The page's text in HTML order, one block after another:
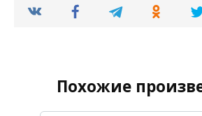
Похожие